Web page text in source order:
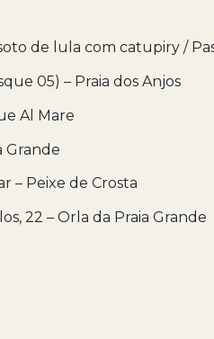
de lula com catupiry /
05) – Praia dos Anjos
Al Mare
Grande
– Peixe de Crosta
22 – Orla da Praia Grande